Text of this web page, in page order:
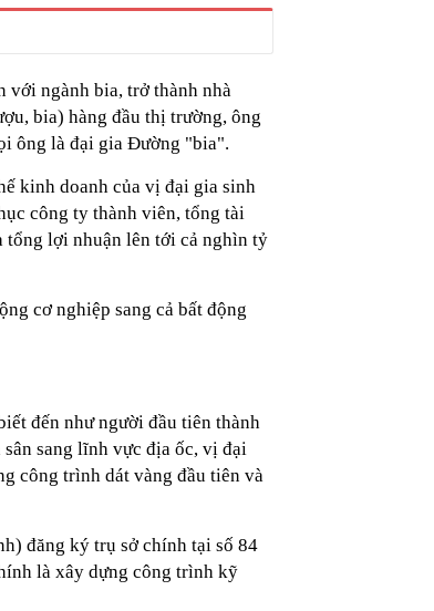
quả to, người trong
7 năm sau ở khách sạn 5
30, bác sĩ kinh ngạc khi
Long
dự báo đỉnh mới
đồng gửi ngân hàng
Điểm yếu của Ukraine
với ngành bia, trở thành nhà
bia) hàng đầu thị trường, ông
ông là đại gia Đường "bia".
kinh doanh của vị đại gia sinh
công ty thành viên, tổng tài
tổng lợi nhuận lên tới cả nghìn tỷ
cơ nghiệp sang cả bất động
đến như người đầu tiên thành
sang lĩnh vực địa ốc, vị đại
công trình dát vàng đầu tiên và
đăng ký trụ sở chính tại số 84
là xây dựng công trình kỹ